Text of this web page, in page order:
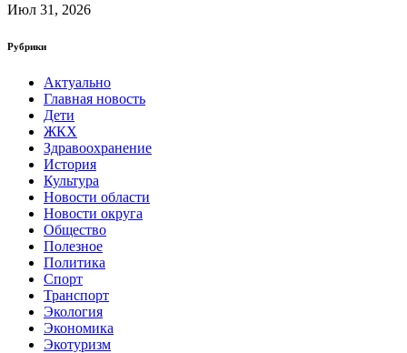
Июл 31, 2026
Рубрики
Актуально
Главная новость
Дети
ЖКХ
Здравоохранение
История
Культура
Новости области
Новости округа
Общество
Полезное
Политика
Спорт
Транспорт
Экология
Экономика
Экотуризм